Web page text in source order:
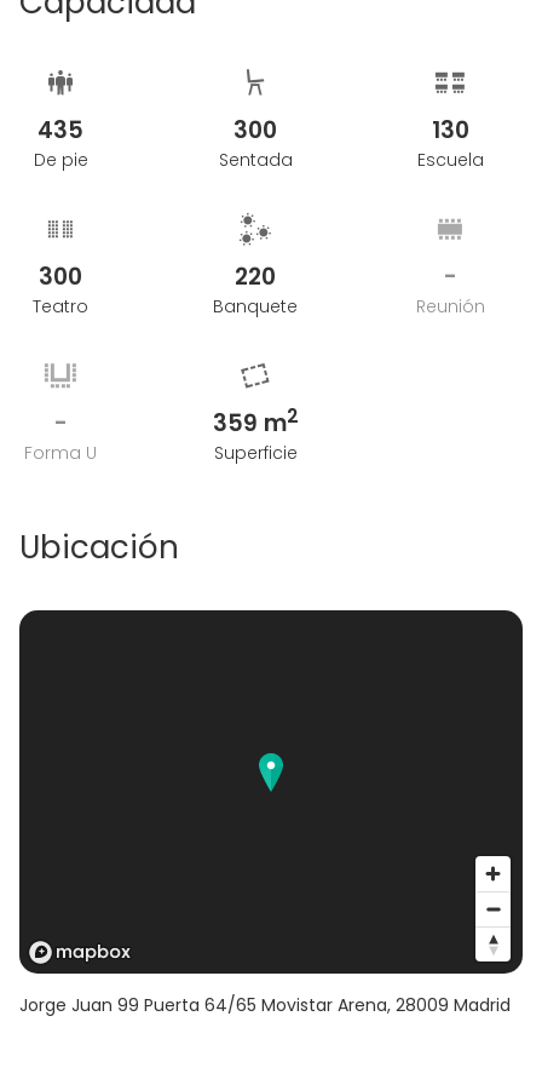
00:00 entre semana
435
De pie
300
Sentada
130
Escuela
300
Teatro
220
Banquete
-
Reunión
-
Forma U
359 m2
Superficie
Ubicación
Jorge Juan 99 Puerta 64/65 Movistar Arena, 28009 Madrid